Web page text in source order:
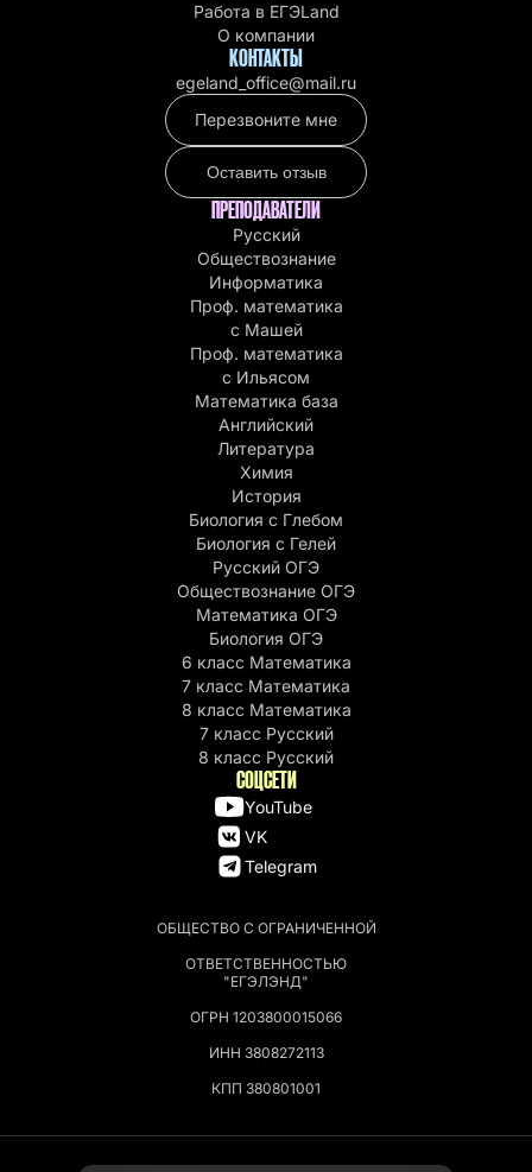
ОБЩЕСТВО С ОГРАНИЧЕННОЙ
ОТВЕТСТВЕННОСТЬЮ
"ЕГЭЛЭНД"
ОГРН 1203800015066
ИНН 3808272113
КПП 380801001
Работа в EГЭLand
О компании
КОНТАКТЫ
egeland_office@mail.ru
Перезвоните мне
Оставить отзыв
ПРЕПОДАВАТЕЛИ
Русский
Обществознание
Информатика
Проф. математика
с Машей
Проф. математика
c Ильясом
Математика база
Английский
Литература
Химия
История
Биология с Глебом
Биология с Гелей
Русский ОГЭ
Обществознание ОГЭ
Математика ОГЭ
Биология ОГЭ
6 класс Математика
7 класс Математика
8 класс Математика
7 класс Русский
8 класс Русский
СОЦСЕТИ
YouTube
VK
Telegram